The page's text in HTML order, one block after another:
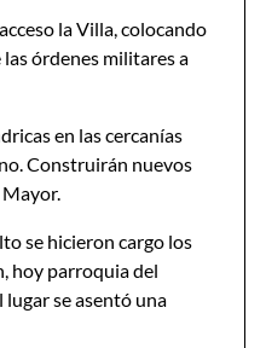
la Villa, colocando
órdenes militares a
en las cercanías
Construirán nuevos
Mayor.
se hicieron cargo los
hoy parroquia del
se asentó una